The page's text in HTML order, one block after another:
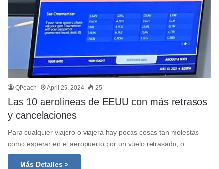
QPeach April 25, 2024 25
Las 10 aerolíneas de EEUU con más retrasos
y cancelaciones
Para cualquier viajero o viajera hay pocas cosas tan molestas
como esperar en el aeropuerto por un vuelo retrasado, o…
Más Detalles »